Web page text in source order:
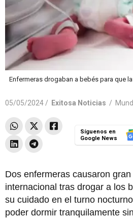
Enfermeras drogaban a bebés para que
05/05/2024 / Exitosa Noticias /
Síguenos en
Google News
Dos enfermeras causaron gran
internacional tras drogar a los
su cuidado en el turno
poder dormir tranquilamente